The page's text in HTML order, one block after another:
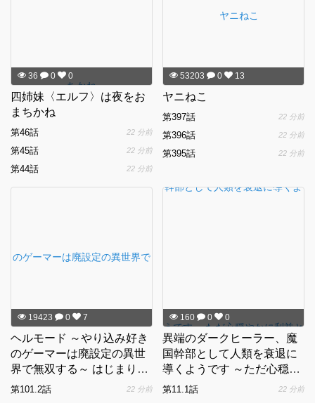
36 0 0
四姉妹〈エルフ〉は夜をお
まちかね
第46話 22 分前
第45話 22 分前
第44話 22 分前
53203 0 13
ヤニねこ
第397話 22 分前
第396話 22 分前
第395話 22 分前
19423 0 7
ヘルモード ～やり込み好き
のゲーマーは廃設定の異世
界で無双する～ はじまりの
召喚士
第101.2話 22 分前
160 0 0
異端のダークヒーラー、魔
国幹部として人類を衰退に
導くようです ～ただ心穏や
かに利益と知識を追求した
第11.1話 22 分前